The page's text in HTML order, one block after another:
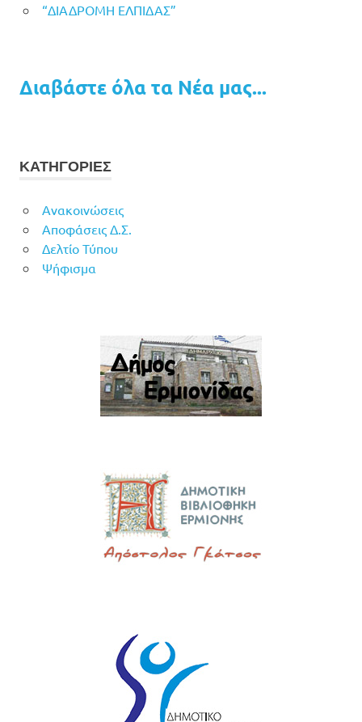
“ΔΙΑΔΡΟΜΗ ΕΛΠΙΔΑΣ”
Διαβάστε όλα τα Νέα μας...
ΚΑΤΗΓΟΡΙΕΣ
Ανακοινώσεις
Αποφάσεις Δ.Σ.
Δελτίο Τύπου
Ψήφισμα